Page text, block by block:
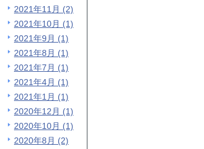
2021年11月 (2)
2021年10月 (1)
2021年9月 (1)
2021年8月 (1)
2021年7月 (1)
2021年4月 (1)
2021年1月 (1)
2020年12月 (1)
2020年10月 (1)
2020年8月 (2)